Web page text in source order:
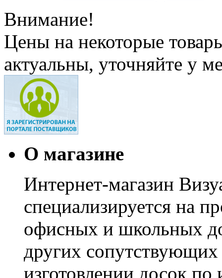
Внимание!
Цены на некоторые
актуальны, уточняйте у
О магазине
Интернет-магазин
специализируется на
офисных и школьных
других сопутствующих
изготовлении досок по